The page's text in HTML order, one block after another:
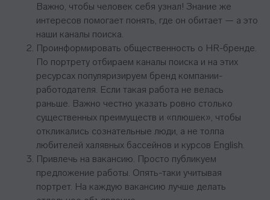
Важно, чтобы человек себя узнал! Знание же
интересов помогает понять, где он обитает — а это
наши каналы поиска.
Проинформировать общественность о HR-бренде.
По портрету отбираем каналы поиска и на этих
ресурсах популяризируем бренд компании-
работодателя. Если такая работа не велась
раньше. Важно честно указать ровно столько
существенных преимуществ и «плюшек», чтобы
откликались сознательные люди, а не толпа
любителей халявных бассейнов и курсов English.
Привлечь на вакансию. Просто публикуем
предложение работы. Опять-таки учитывая
портрет. На каждую вакансию лучше делать